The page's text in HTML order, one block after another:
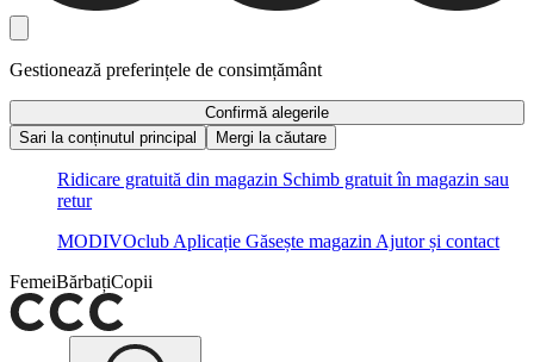
Gestionează preferințele de consimțământ
Confirmă alegerile
Sari la conținutul principal
Mergi la căutare
Ridicare gratuită din magazin Schimb gratuit în magazin sau
retur
MODIVOclub Aplicație Găsește magazin Ajutor și contact
FemeiBărbațiCopii